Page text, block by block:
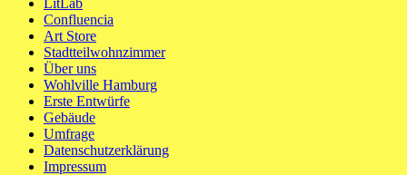
LitLab
Confluencia
Art Store
Stadtteilwohnzimmer
Über uns
Wohlville Hamburg
Erste Entwürfe
Gebäude
Umfrage
Datenschutzerklärung
Impressum